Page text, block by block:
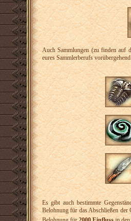
Auch Sammlungen (zu finden auf
eures Sammlerberufs
Es gibt auch bestimmte
Belohnung für das Abschließen der